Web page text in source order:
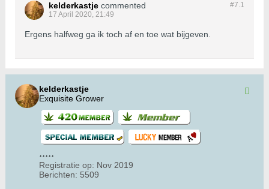
#7.1
kelderkastje commented
17 April 2020, 21:49
Ergens halfweg ga ik toch af en toe wat bijgeven.
kelderkastje
Exquisite Grower
Registratie op: Nov 2019
Berichten: 5509